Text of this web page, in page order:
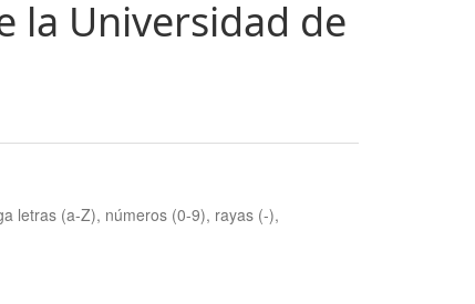
la Universidad de
letras (a-Z), números (0-9), rayas (-),